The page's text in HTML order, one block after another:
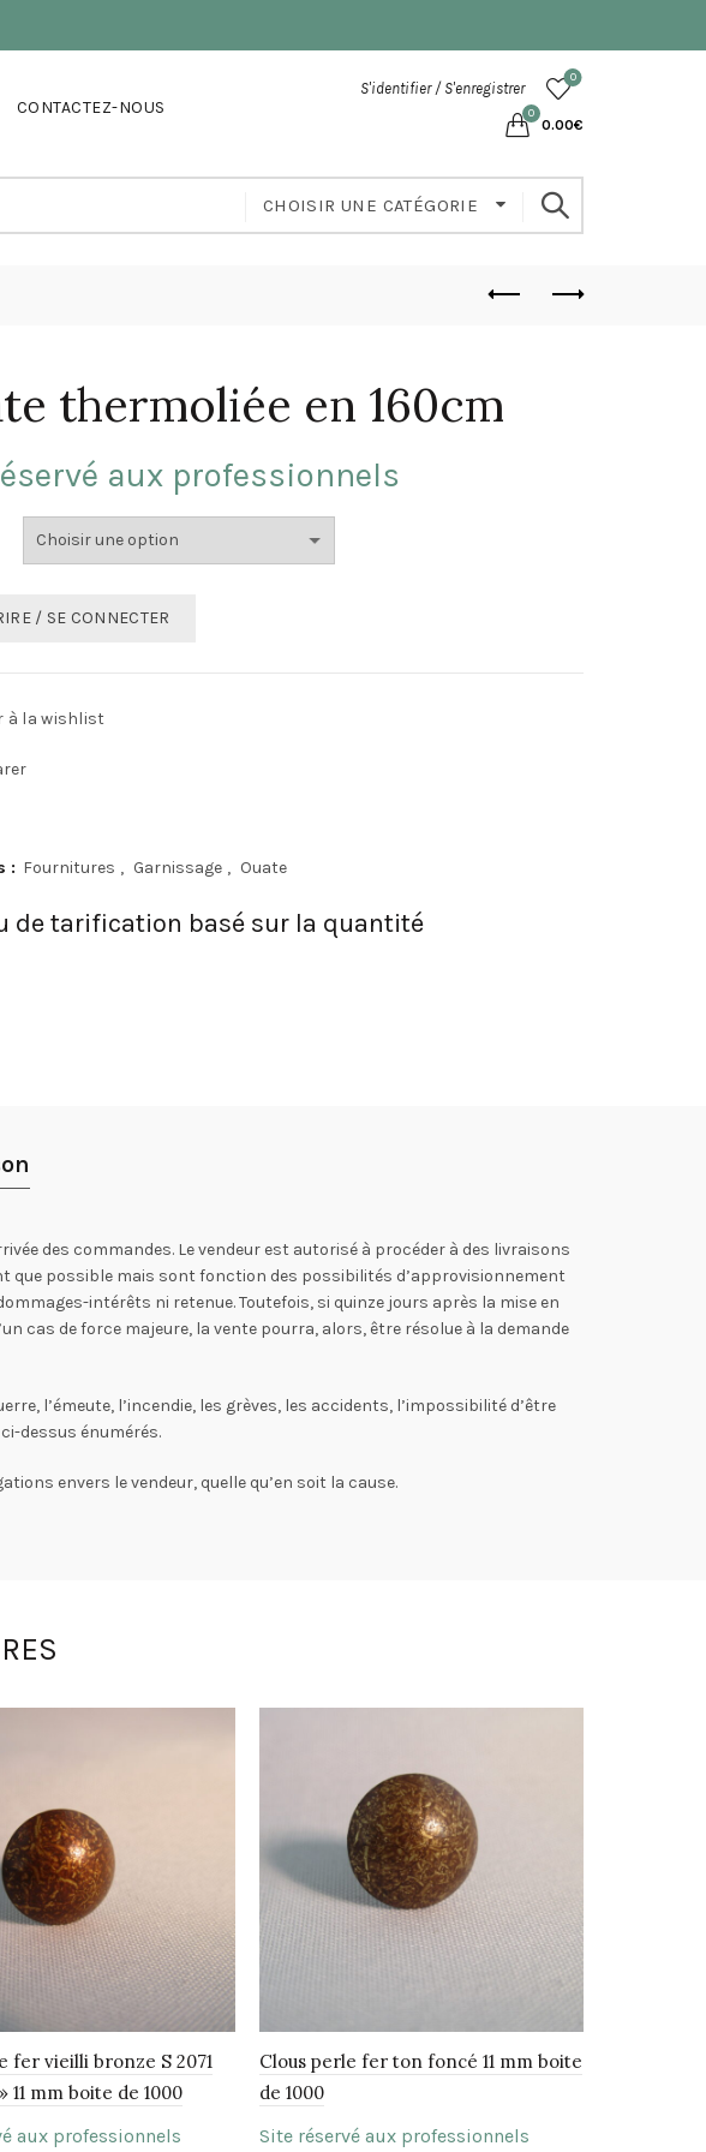
CONTACTEZ-NOUS
S'identifier / S'enregistrer
0
0
0.00€
CHOISIR UNE CATÉGORIE
thermoliée en 160cm
aux professionnels
/ SE CONNECTER
à la wishlist
: Fournitures , Garnissage , Ouate
de tarification basé sur la quantité
des commandes. Le vendeur est autorisé à procéder à des livraisons
que possible mais sont fonction des possibilités d’approvisionnement
intérêts ni retenue. Toutefois, si quinze jours après la mise en
cas de force majeure, la vente pourra, alors, être résolue à la demande
l’émeute, l’incendie, les grèves, les accidents, l’impossibilité d’être
dessus énumérés.
envers le vendeur, quelle qu’en soit la cause.
fer vieilli bronze S 2071
11 mm boite de 1000
aux professionnels
Clous perle fer ton foncé 11 mm boite
de 1000
Site réservé aux professionnels